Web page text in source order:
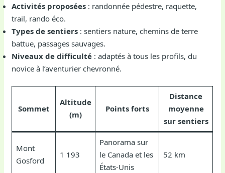
Activités proposées : randonnée pédestre, raquette,
trail, rando éco.
Types de sentiers : sentiers nature, chemins de terre
battue, passages sauvages.
Niveaux de difficulté : adaptés à tous les profils, du
novice à l’aventurier chevronné.
Sommet
Altitude
(m)
Points forts
Distance
moyenne
sur sentiers
Mont
Gosford
1 193
Panorama sur
le Canada et les
États-Unis
52 km